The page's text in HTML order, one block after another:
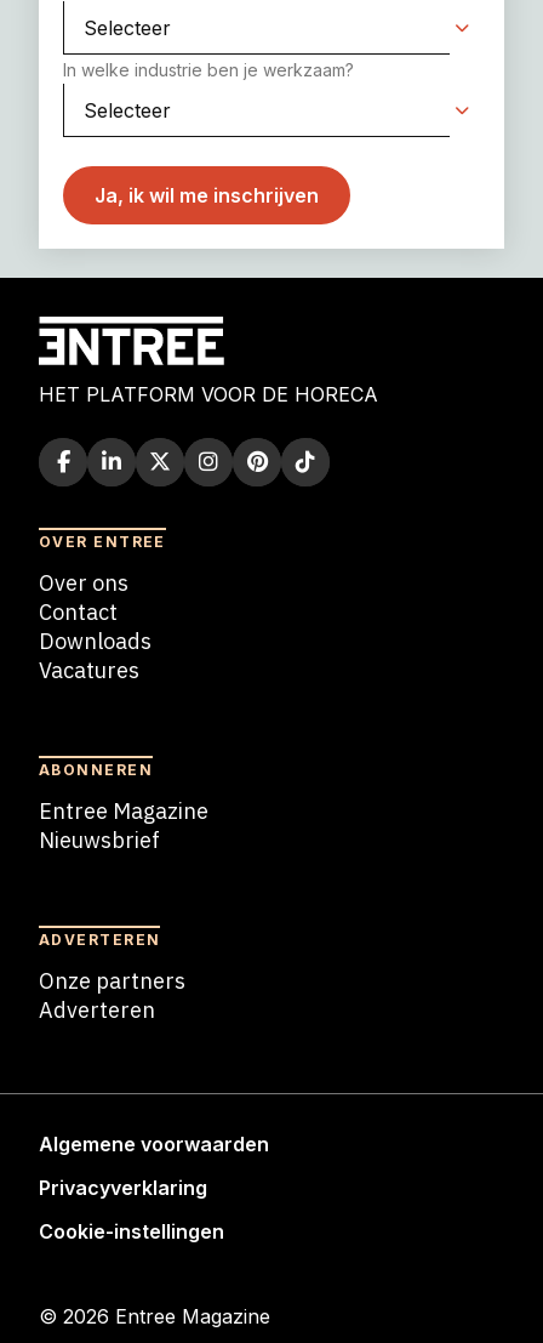
In welke industrie ben je werkzaam?
HET PLATFORM VOOR DE HORECA
OVER ENTREE
Over ons
Contact
Downloads
Vacatures
ABONNEREN
Entree Magazine
Nieuwsbrief
ADVERTEREN
Onze partners
Adverteren
Algemene voorwaarden
Privacyverklaring
Cookie-instellingen
© 2026 Entree Magazine